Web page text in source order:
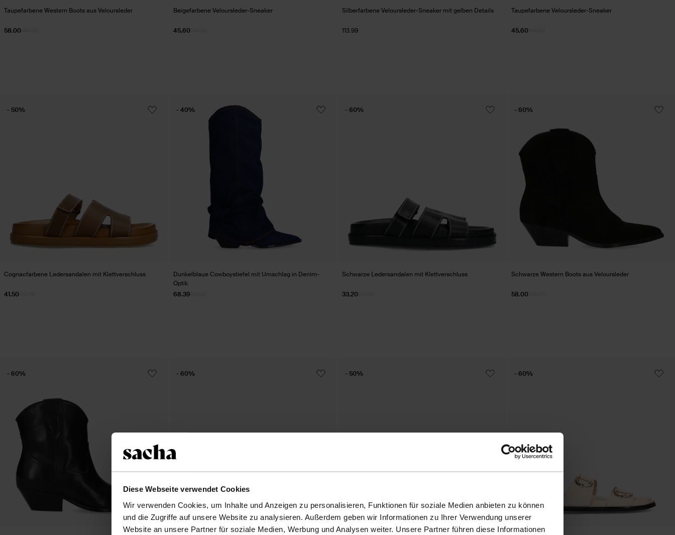
Diese Webseite verwendet Cookies
Wir verwenden Cookies, um Inhalte und Anzeigen zu personalisieren, Funktionen für soziale Medien anbieten zu können
und die Zugriffe auf unsere Website zu analysieren. Außerdem geben wir Informationen zu Ihrer Verwendung unserer
Website an unsere Partner für soziale Medien, Werbung und Analysen weiter. Unsere Partner führen diese Informationen
Taupefarbene Western Boots aus Veloursleder
58.00
Beigefarbene Veloursleder-Sneaker
114.00
45.60
Silberfarbene Veloursleder-Sneaker mit gelben Details
113.99
Taupefarbene Veloursleder-Sneaker
114.00
45.60
Cognacfarbene Ledersandalen mit Klettverschluss
41.50
- 50%
Dunkelblaue Cowboystiefel mit Umschlag in Denim-
Optik
113.98
68.39
- 40%
Schwarze Ledersandalen mit Klettverschluss
33.20
- 60%
Schwarze Western Boots aus Veloursleder
145.00
58.00
- 60%
- 60% - 60% - 50% - 60%